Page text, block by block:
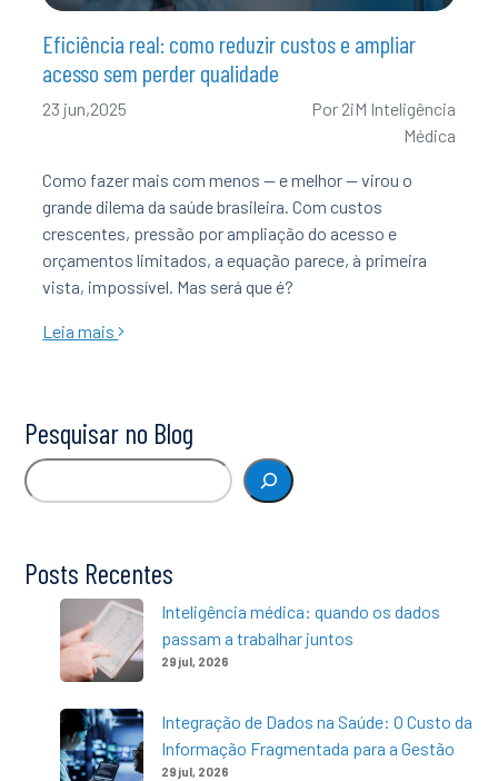
Eficiência real: como reduzir custos e ampliar
acesso sem perder qualidade
23 jun,2025 Por 2iM Inteligência
Médica
Como fazer mais com menos — e melhor — virou o
grande dilema da saúde brasileira. Com custos
crescentes, pressão por ampliação do acesso e
orçamentos limitados, a equação parece, à primeira
vista, impossível. Mas será que é?
Leia mais
Pesquisar no Blog
Pesquisar
Posts Recentes
Inteligência médica: quando os dados
passam a trabalhar juntos
29 jul, 2026
Integração de Dados na Saúde: O Custo da
Informação Fragmentada para a Gestão
29 jul, 2026